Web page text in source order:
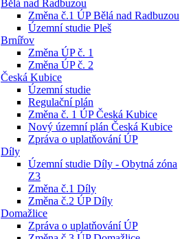
Bělá nad Radbuzou
Změna č.1 ÚP Bělá nad Radbuzou
Územní studie Pleš
Brnířov
Změna ÚP č. 1
Změna ÚP č. 2
Česká Kubice
Územní studie
Regulační plán
Změna č. 1 ÚP Česká Kubice
Nový územní plán Česká Kubice
Zpráva o uplatňování ÚP
Díly
Územní studie Díly - Obytná zóna
Z3
Změna č.1 Díly
Změna č.2 ÚP Díly
Domažlice
Zpráva o uplatňování ÚP